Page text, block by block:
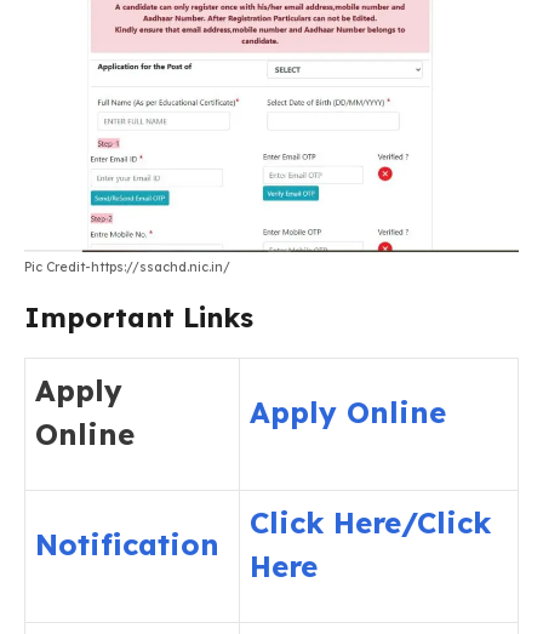
Pic Credit-https://ssachd.nic.in/
Important Links
Apply
Online
Apply Online
Notification
Click Here/Click
Here